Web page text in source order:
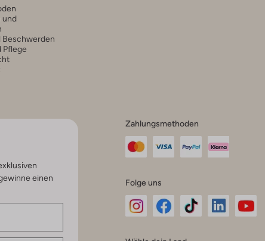
und
Beschwerden
Pflege
einen
Zahlungsmethoden
Folge uns